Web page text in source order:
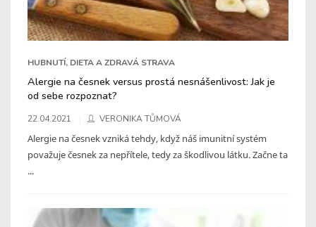
HUBNUTÍ, DIETA A ZDRAVÁ STRAVA
Alergie na česnek versus prostá nesnášenlivost: Jak je
od sebe rozpoznat?
22.04.2021 VERONIKA TŮMOVÁ
Alergie na česnek vzniká tehdy, když náš imunitní systém
považuje česnek za nepřítele, tedy za škodlivou látku. Začne ta
...